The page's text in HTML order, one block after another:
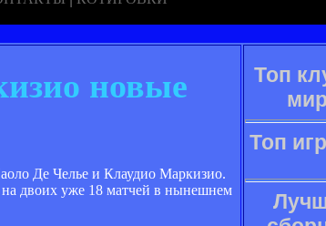
новые
Де Челье и Клаудио Маркизио.
на двоих уже 18 матчей в нынешнем
Топ
Топ